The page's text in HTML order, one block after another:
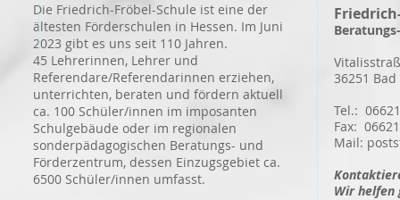
Die Friedrich-Fröbel-Schule ist eine der
ältesten Förderschulen in Hessen. Im Juni
2023 gibt es uns seit 110 Jahren.
45 Lehrerinnen, Lehrer und
Referendare/Referendarinnen erziehen,
unterrichten, beraten und fördern aktuell
ca. 100 Schüler/innen im imposanten
Schulgebäude oder im regionalen
sonderpädagogischen Beratungs- und
Förderzentrum, dessen Einzugsgebiet ca.
6500 Schüler/innen umfasst.
36251
Tel.:
Fax:
Mail:
Wir helfen